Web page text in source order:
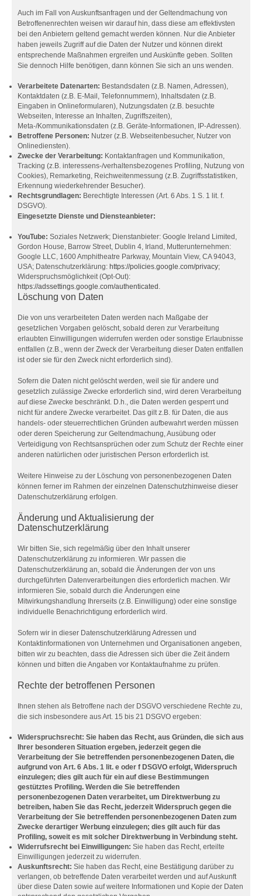
Auch im Fall von Auskunftsanfragen und der Geltendmachung von
Betroffenenrechten weisen wir darauf hin, dass diese am effektivsten
bei den Anbietern geltend gemacht werden können. Nur die Anbieter
haben jeweils Zugriff auf die Daten der Nutzer und können direkt
entsprechende Maßnahmen ergreifen und Auskünfte geben. Sollten
Sie dennoch Hilfe benötigen, dann können Sie sich an uns wenden.
Verarbeitete Datenarten: Bestandsdaten (z.B. Namen, Adressen),
Kontaktdaten (z.B. E-Mail, Telefonnummern), Inhaltsdaten (z.B.
Eingaben in Onlineformularen), Nutzungsdaten (z.B. besuchte
Webseiten, Interesse an Inhalten, Zugriffszeiten),
Meta-/Kommunikationsdaten (z.B. Geräte-Informationen, IP-Adressen).
Betroffene Personen: Nutzer (z.B. Webseitenbesucher, Nutzer von
Onlinediensten).
Zwecke der Verarbeitung: Kontaktanfragen und Kommunikation,
Tracking (z.B. interessens-/verhaltensbezogenes Profiling, Nutzung von
Cookies), Remarketing, Reichweitenmessung (z.B. Zugriffsstatistiken,
Erkennung wiederkehrender Besucher).
Rechtsgrundlagen: Berechtigte Interessen (Art. 6 Abs. 1 S. 1 lit. f.
DSGVO).
Eingesetzte Dienste und Diensteanbieter:
YouTube: Soziales Netzwerk; Dienstanbieter: Google Ireland Limited,
Gordon House, Barrow Street, Dublin 4, Irland, Mutterunternehmen:
Google LLC, 1600 Amphitheatre Parkway, Mountain View, CA 94043,
USA; Datenschutzerklärung: https://policies.google.com/privacy;
Widerspruchsmöglichkeit (Opt-Out):
https://adssettings.google.com/authenticated .
Löschung von Daten
Die von uns verarbeiteten Daten werden nach Maßgabe der
gesetzlichen Vorgaben gelöscht, sobald deren zur Verarbeitung
erlaubten Einwilligungen widerrufen werden oder sonstige Erlaubnisse
entfallen (z.B., wenn der Zweck der Verarbeitung dieser Daten entfallen
ist oder sie für den Zweck nicht erforderlich sind).
Sofern die Daten nicht gelöscht werden, weil sie für andere und
gesetzlich zulässige Zwecke erforderlich sind, wird deren Verarbeitung
auf diese Zwecke beschränkt. D.h., die Daten werden gesperrt und
nicht für andere Zwecke verarbeitet. Das gilt z.B. für Daten, die aus
handels- oder steuerrechtlichen Gründen aufbewahrt werden müssen
oder deren Speicherung zur Geltendmachung, Ausübung oder
Verteidigung von Rechtsansprüchen oder zum Schutz der Rechte einer
anderen natürlichen oder juristischen Person erforderlich ist.
Weitere Hinweise zu der Löschung von personenbezogenen Daten
können ferner im Rahmen der einzelnen Datenschutzhinweise dieser
Datenschutzerklärung erfolgen.
Änderung und Aktualisierung der
Datenschutzerklärung
Wir bitten Sie, sich regelmäßig über den Inhalt unserer
Datenschutzerklärung zu informieren. Wir passen die
Datenschutzerklärung an, sobald die Änderungen der von uns
durchgeführten Datenverarbeitungen dies erforderlich machen. Wir
informieren Sie, sobald durch die Änderungen eine
Mitwirkungshandlung Ihrerseits (z.B. Einwilligung) oder eine sonstige
individuelle Benachrichtigung erforderlich wird.
Sofern wir in dieser Datenschutzerklärung Adressen und
Kontaktinformationen von Unternehmen und Organisationen angeben,
bitten wir zu beachten, dass die Adressen sich über die Zeit ändern
können und bitten die Angaben vor Kontaktaufnahme zu prüfen.
Rechte der betroffenen Personen
Ihnen stehen als Betroffene nach der DSGVO verschiedene Rechte zu,
die sich insbesondere aus Art. 15 bis 21 DSGVO ergeben:
Widerspruchsrecht: Sie haben das Recht, aus Gründen, die sich aus
Ihrer besonderen Situation ergeben, jederzeit gegen die
Verarbeitung der Sie betreffenden personenbezogenen Daten, die
aufgrund von Art. 6 Abs. 1 lit. e oder f DSGVO erfolgt, Widerspruch
einzulegen; dies gilt auch für ein auf diese Bestimmungen
gestütztes Profiling. Werden die Sie betreffenden
personenbezogenen Daten verarbeitet, um Direktwerbung zu
betreiben, haben Sie das Recht, jederzeit Widerspruch gegen die
Verarbeitung der Sie betreffenden personenbezogenen Daten zum
Zwecke derartiger Werbung einzulegen; dies gilt auch für das
Profiling, soweit es mit solcher Direktwerbung in Verbindung steht.
Widerrufsrecht bei Einwilligungen: Sie haben das Recht, erteilte
Einwilligungen jederzeit zu widerrufen.
Auskunftsrecht: Sie haben das Recht, eine Bestätigung darüber zu
verlangen, ob betreffende Daten verarbeitet werden und auf Auskunft
über diese Daten sowie auf weitere Informationen und Kopie der Daten